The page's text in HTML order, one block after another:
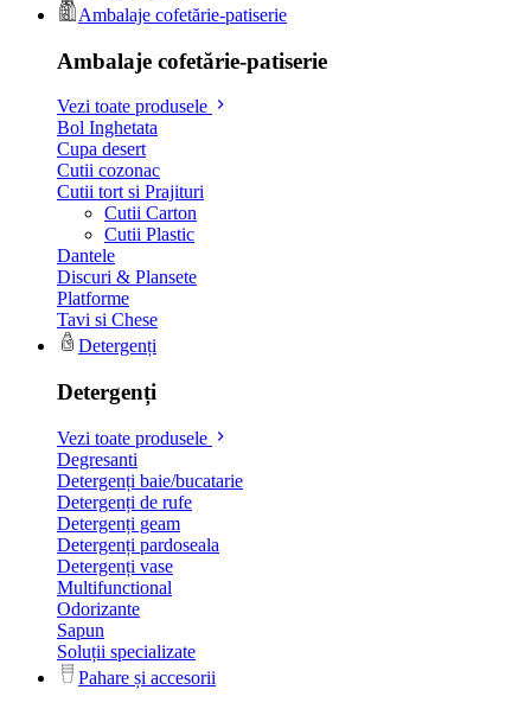
Ambalaje cofetărie-patiserie
Ambalaje cofetărie-patiserie
Vezi toate produsele
Bol Inghetata
Cupa desert
Cutii cozonac
Cutii tort si Prajituri
Cutii Carton
Cutii Plastic
Dantele
Discuri & Plansete
Platforme
Tavi si Chese
Detergenți
Detergenți
Vezi toate produsele
Degresanti
Detergenți baie/bucatarie
Detergenți de rufe
Detergenți geam
Detergenți pardoseala
Detergenți vase
Multifunctional
Odorizante
Sapun
Soluții specializate
Pahare și accesorii